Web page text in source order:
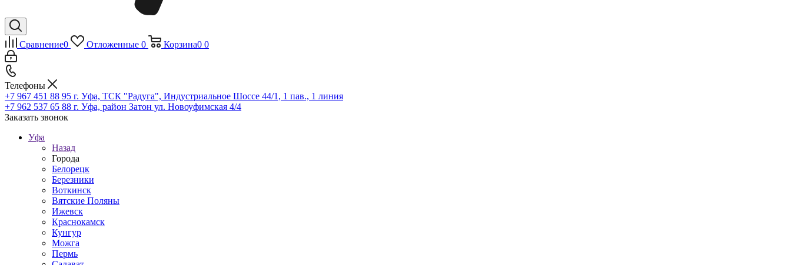
Сравнение0 Отложенные 0 Корзина0 0
Телефоны
+7 967 451 88 95 г. Уфа, ТСК "Радуга", Индустриальное Шоссе 44/1, 1 пав., 1 линия
+7 962 537 65 88 г. Уфа, район Затон ул. Новоуфимская 4/4
Заказать звонок
Уфа
Назад
Города
Белорецк
Березники
Воткинск
Вятские Поляны
Ижевск
Краснокамск
Кунгур
Можга
Пермь